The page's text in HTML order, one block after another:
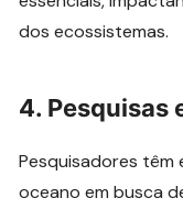
dos ecossistemas.
4. Pesquisas
Pesquisadores
oceano em busca